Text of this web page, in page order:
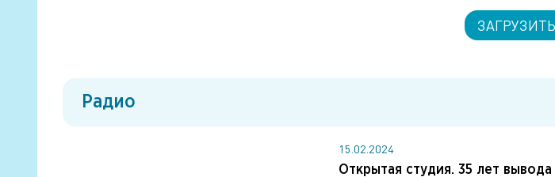
Радио
15.02.2024
Открытая студия. 35 лет